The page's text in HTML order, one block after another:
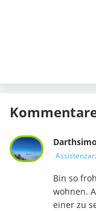
Bin so
wohnen.
einer zu